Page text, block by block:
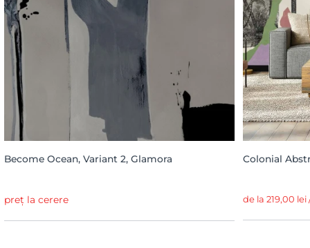
Become Ocean, Variant 2, Glamora
preț la cerere
Colonial
de la 219,00 lei